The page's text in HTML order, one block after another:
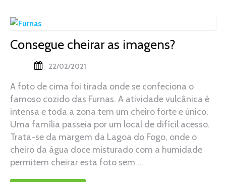
Consegue cheirar as imagens?
22/02/2021
A foto de cima foi tirada onde se confeciona o
famoso cozido das Furnas. A atividade vulcânica é
intensa e toda a zona tem um cheiro forte e único.
Uma família passeia por um local de difícil acesso.
Trata-se da margem da Lagoa do Fogo, onde o
cheiro da água doce misturado com a humidade
permitem cheirar esta foto sem …